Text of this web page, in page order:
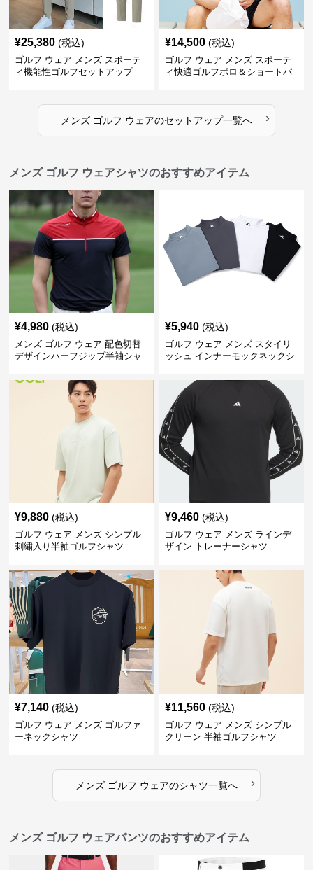
¥25,380 (税込)
ゴルフ ウェア メンズ スポーテ
ィ機能性ゴルフセットアップ
¥14,500 (税込)
ゴルフ ウェア メンズ スポーテ
ィ快適ゴルフポロ＆ショートパ
メンズ ゴルフ ウェアのセットアップ一覧へ ›
メンズ ゴルフ ウェアシャツのおすすめアイテム
¥4,980 (税込)
メンズ ゴルフ ウェア 配色切替
デザインハーフジップ半袖シャ
¥5,940 (税込)
ゴルフ ウェア メンズ スタイリ
ッシュ インナーモックネックシ
¥9,880 (税込)
ゴルフ ウェア メンズ シンプル
刺繍入り半袖ゴルフシャツ
¥9,460 (税込)
ゴルフ ウェア メンズ ラインデ
ザイン トレーナーシャツ
¥7,140 (税込)
ゴルフ ウェア メンズ ゴルファ
ーネックシャツ
¥11,560 (税込)
ゴルフ ウェア メンズ シンプル
クリーン 半袖ゴルフシャツ
メンズ ゴルフ ウェアのシャツ一覧へ ›
メンズ ゴルフ ウェアパンツのおすすめアイテム